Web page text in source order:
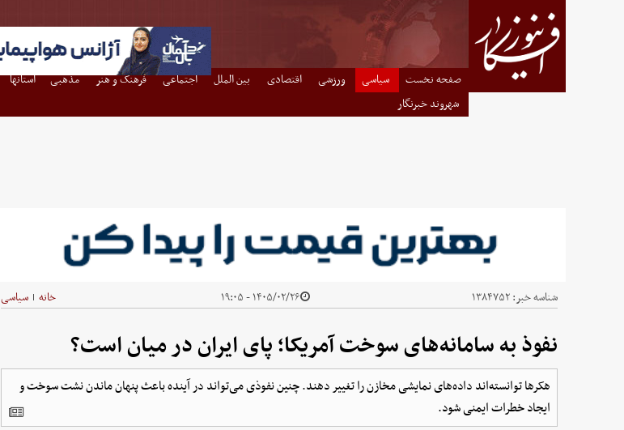
صفحه نخست سیاسی ورزشی اقتصادی بین الملل اجتماعی فرهنگ و هنر مذهبی استانها
شهروند خبرنگار
شناسه خبر:۱۳۸۴۷۵۲ ۱۴۰۵/۰۲/۲۶ - ۱۹:۰۵ خانه | سیاسی
نفوذ به سامانه‌های سوخت آمریکا؛ پای ایران در میان است؟
هکرها توانسته‌اند داده‌های نمایشی مخازن را تغییر دهند. چنین نفوذی می‌تواند در آینده باعث پنهان ماندن نشت سوخت و
ایجاد خطرات ایمنی شود.